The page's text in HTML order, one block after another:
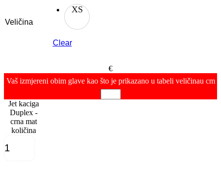
Veličina
XS
Clear
€
Vaš izmjereni obim glave kao što je prikazano u tabeli veličinau cm
Jet kaciga
Duplex -
crna mat
količina